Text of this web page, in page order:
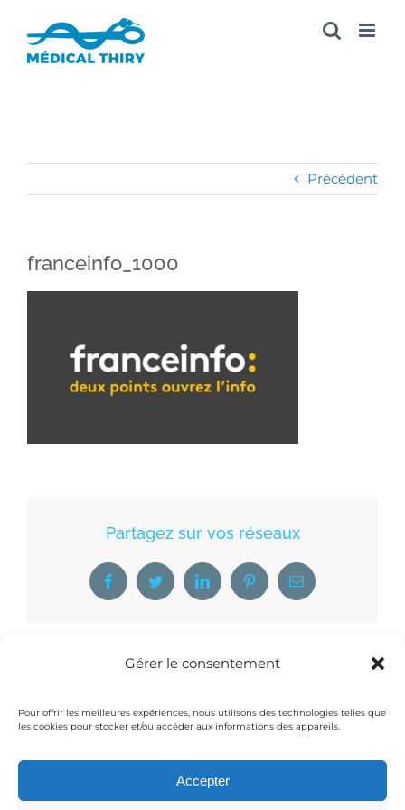
Gérer le consentement
Pour offrir les meilleures expériences, nous utilisons des technologies telles que
les cookies pour stocker et/ou accéder aux informations des appareils.
Accepter
Précédent
franceinfo_1000
Partagez sur vos réseaux
FacebookTwitter LinkedInPinterestEmail